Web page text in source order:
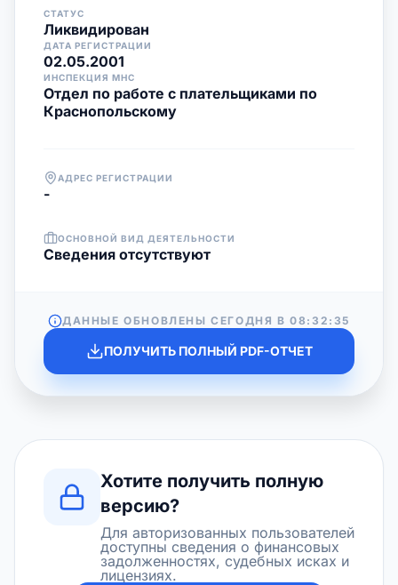
СТАТУС
Ликвидирован
ДАТА РЕГИСТРАЦИИ
02.05.2001
ИНСПЕКЦИЯ МНС
Отдел по работе с плательщиками по
Краснопольскому
АДРЕС РЕГИСТРАЦИИ
-
ОСНОВНОЙ ВИД ДЕЯТЕЛЬНОСТИ
Cведения отсутствуют
ДАННЫЕ ОБНОВЛЕНЫ СЕГОДНЯ В08:32:35
ПОЛУЧИТЬ ПОЛНЫЙ PDF-ОТЧЕТ
Хотите получить полную
версию?
Для авторизованных пользователей
доступны сведения о финансовых
задолженностях, судебных исках и
лицензиях.